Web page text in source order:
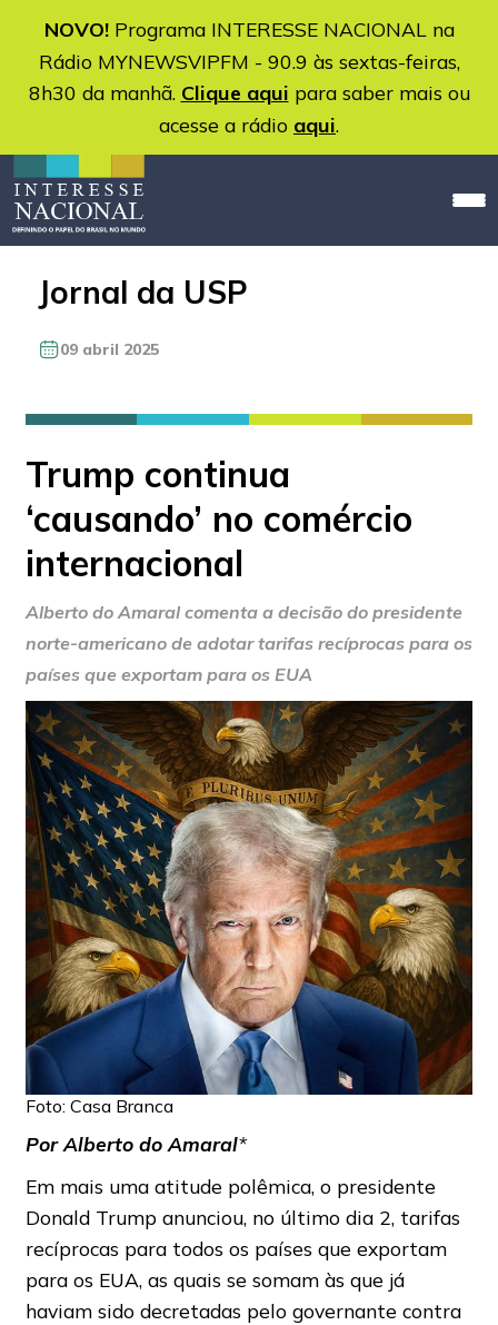
NOVO!Programa INTERESSE NACIONAL na
Rádio MYNEWSVIPFM - 90.9 às sextas-feiras,
8h30 da manhã. Clique aqui para saber mais ou
acesse a rádio aqui.
Jornal da USP
09 abril 2025
Trump continua
‘causando’ no comércio
internacional
Alberto do Amaral comenta a decisão do presidente
norte-americano de adotar tarifas recíprocas para os
países que exportam para os EUA
Foto: Casa Branca
Por Alberto do Amaral*
Em mais uma atitude polêmica, o presidente
Donald Trump anunciou, no último dia 2, tarifas
recíprocas para todos os países que exportam
para os EUA, as quais se somam às que já
haviam sido decretadas pelo governante contra